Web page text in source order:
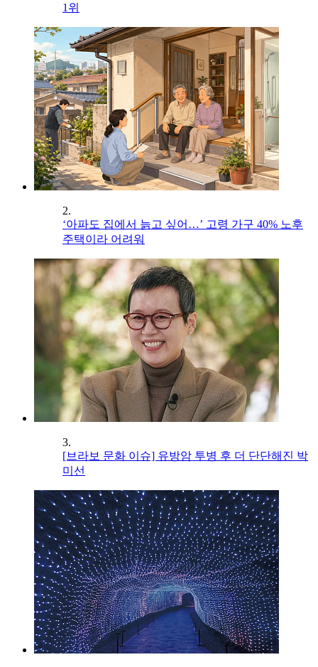
1위
2.
‘아파도 집에서 늙고 싶어…’ 고령 가구 40% 노후
주택이라 어려워
3.
[브라보 문화 이슈] 유방암 투병 후 더 단단해진 박
미선